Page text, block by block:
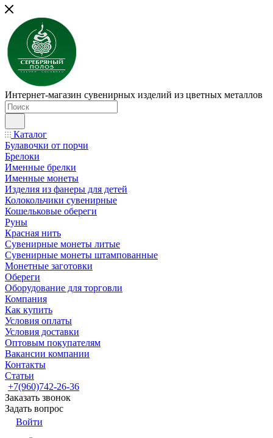
Интернет-магазин сувенирных изделий из цветных металлов
Каталог
Булавочки от порчи
Брелоки
Именные брелки
Именные монеты
Изделия из фанеры для детей
Колокольчики сувенирные
Кошельковые обереги
Руны
Красная нить
Сувенирные монеты литые
Сувенирные монеты штампованные
Монетные заготовки
Обереги
Оборудование для торговли
Компания
Как купить
Условия оплаты
Условия доставки
Оптовым покупателям
Вакансии компании
Контакты
Статьи
+7(960)742-26-36
Заказать звонок
Задать вопрос
Войти